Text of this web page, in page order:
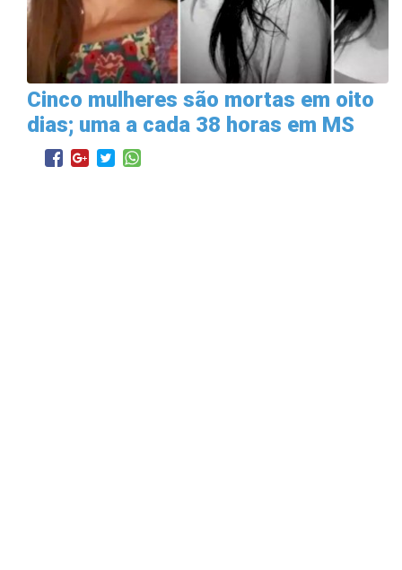
Cinco mulheres são mortas em oito
dias; uma a cada 38 horas em MS